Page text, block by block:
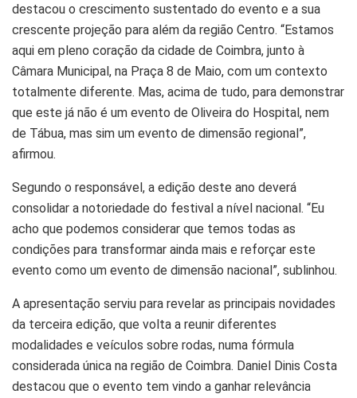
destacou o crescimento sustentado do evento e a sua
crescente projeção para além da região Centro. “Estamos
aqui em pleno coração da cidade de Coimbra, junto à
Câmara Municipal, na Praça 8 de Maio, com um contexto
totalmente diferente. Mas, acima de tudo, para demonstrar
que este já não é um evento de Oliveira do Hospital, nem
de Tábua, mas sim um evento de dimensão regional”,
afirmou.
Segundo o responsável, a edição deste ano deverá
consolidar a notoriedade do festival a nível nacional. “Eu
acho que podemos considerar que temos todas as
condições para transformar ainda mais e reforçar este
evento como um evento de dimensão nacional”, sublinhou.
A apresentação serviu para revelar as principais novidades
da terceira edição, que volta a reunir diferentes
modalidades e veículos sobre rodas, numa fórmula
considerada única na região de Coimbra. Daniel Dinis Costa
destacou que o evento tem vindo a ganhar relevância